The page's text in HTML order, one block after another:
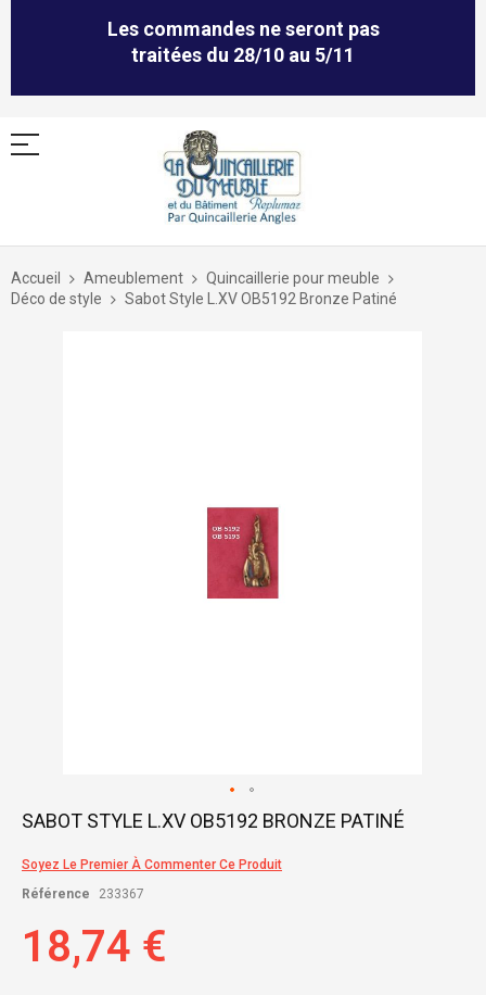
Les commandes ne seront pas
traitées du 28/10 au 5/11
Allez
contenu
Accueil Ameublement
Quincaillerie pour meuble
Déco de style
Sabot Style L.XV OB5192 Bronze Patiné
Skip
beginning
of
images
gallery
SABOT STYLE L.XV OB5192 BRONZE PATINÉ
Soyez Le Premier À Commenter Ce Produit
Référence
233367
18,74 €